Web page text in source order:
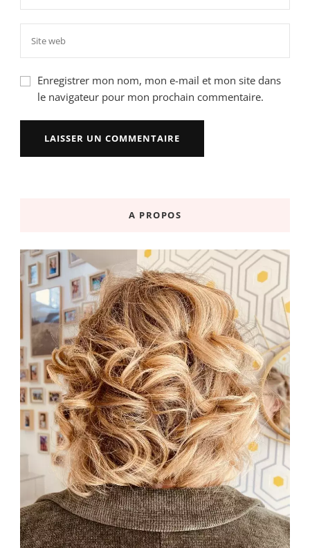
Enregistrer mon nom, mon e-mail et mon site dans
le navigateur pour mon prochain commentaire.
A PROPOS